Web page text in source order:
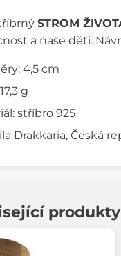
STROM
a naše děti.
4,5 cm
g
stříbro 925
Drakkaria, Česká
produkty